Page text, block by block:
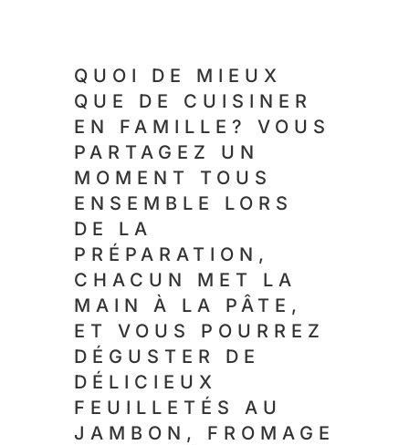
QUOI DE MIEUX
QUE DE CUISINER
EN FAMILLE? VOUS
PARTAGEZ UN
MOMENT TOUS
ENSEMBLE LORS
DE LA
PRÉPARATION,
CHACUN MET LA
MAIN À LA PÂTE,
ET VOUS POURREZ
DÉGUSTER DE
DÉLICIEUX
FEUILLETÉS AU
JAMBON, FROMAGE